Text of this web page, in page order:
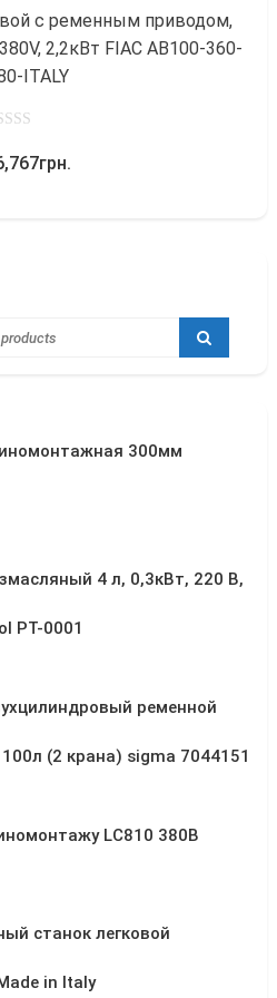
с ременным приводом,
2,2кВт FIAC AB100-360-
ITALY
грн.
300мм
4 л, 0,3кВт, 220 В,
PT-0001
ременной
(2 крана) sigma 7044151
LC810 380В
станок легковой
in Italy